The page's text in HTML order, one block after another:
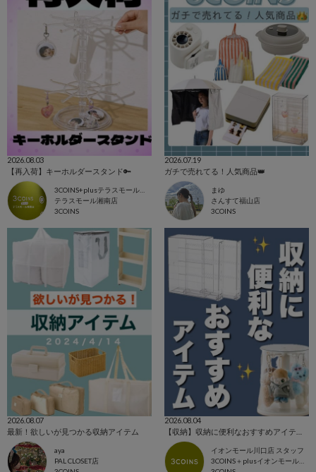
2026.08.03
【再入荷】キーホルダースタンド🔑
3COINS+plusテラスモール湘南店
テラスモール湘南店
3COINS
2026.07.19
ガチで売れてる！人気商品👑
まゆ
さんすて福山店
3COINS
2026.08.07
最新！欲しいが見つかる収納アイテム
aya
PAL CLOSET店
2026.08.04
イオンモール川口店 スタッフ
3COINS＋plusイオンモール川口店